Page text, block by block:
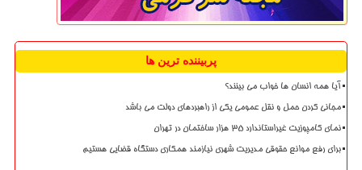
پربیننده ترین ها
آیا همه انسان ها خواب می بینند؟
مجانی کردن حمل و نقل عمومی یکی از راهبردهای دولت می باشد
نمای کامپوزیت غیراستاندارد ۳۵ هزار ساختمان در تهران
برای رفع موانع حقوقی مدیریت شهری نیازمند همکاری دستگاه قضایی هستیم